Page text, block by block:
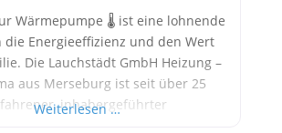
Wärmepumpe 🌡️ ist eine lohnende
die Energieeffizienz und den Wert
Die Lauchstädt GmbH Heizung –
aus Merseburg ist seit über 25
inhabergeführter
Weiterlesen …